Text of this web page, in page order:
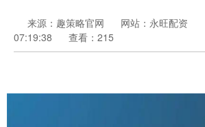
来源：趣策略官网 网站：永旺配资
07:19:38
查看：215